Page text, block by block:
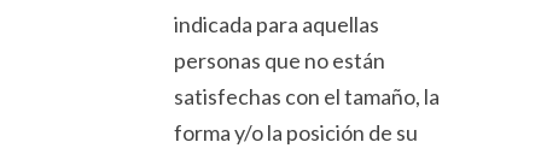
indicada para aquellas
personas que no están
satisfechas con el tamaño, la
forma y/o la posición de su